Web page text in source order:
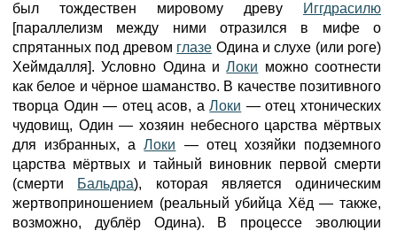
был тождествен мировому древу
Иггдрасилю
[параллелизм между ними отразился в мифе о
спрятанных под древом глазе Одина и слухе (или роге)
Хеймдалля]. Условно Одина иЛоки можно соотнести
как белое и чёрное шаманство. В качестве позитивного
творца Один — отец асов, аЛоки — отец хтонических
чудовищ, Один — хозяин небесного царства мёртвых
для избранных, аЛоки — отец хозяйки подземного
царства мёртвых и тайный виновник первой смерти
(смерти
Бальдра), которая является одиническим
жертвоприношением (реальный убийца Хёд — также,
возможно, дублёр Одина). В процессе эволюции